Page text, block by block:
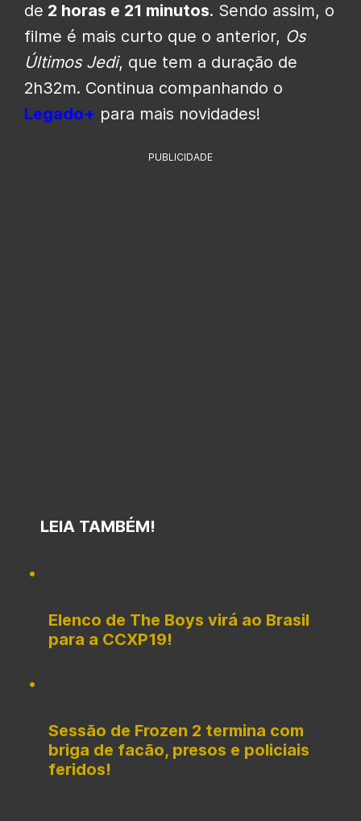
de 2 horas e 21 minutos. Sendo assim, o
filme é mais curto que o anterior, Os
Últimos Jedi, que tem a duração de
2h32m. Continua companhando o
Legado+ para mais novidades!
PUBLICIDADE
LEIA TAMBÉM!
Elenco de The Boys virá ao Brasil
para a CCXP19!
Sessão de Frozen 2 termina com
briga de facão, presos e policiais
feridos!